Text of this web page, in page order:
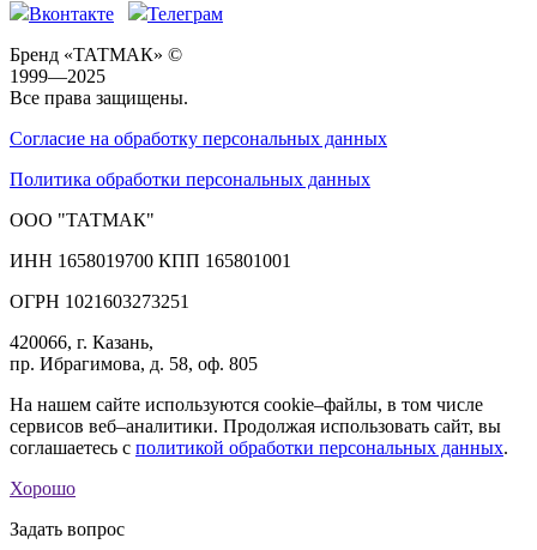
Вконтакте
Телеграм
Бренд «ТАТМАК» ©
1999—2025
Все права защищены.
Согласие на обработку персональных данных
Политика обработки персональных данных
ООО "ТАТМАК"
ИНН 1658019700 КПП 165801001
ОГРН 1021603273251
420066, г. Казань,
пр. Ибрагимова, д. 58, оф. 805
На нашем сайте используются cookie–файлы, в том числе
сервисов веб–аналитики. Продолжая использовать сайт, вы
соглашаетесь с политикой обработки персональных данных.
Хорошо
Задать вопрос